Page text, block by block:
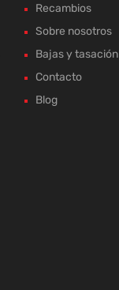
Recambios
Sobre nosotros
Bajas y tasación
Contacto
Blog